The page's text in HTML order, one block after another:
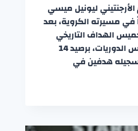
ليونيل ميسي
في مسيرته الكروية، بعد
الهداف التاريخي
لبطولة كأس الدوريات، برصيد 14
هدفين في